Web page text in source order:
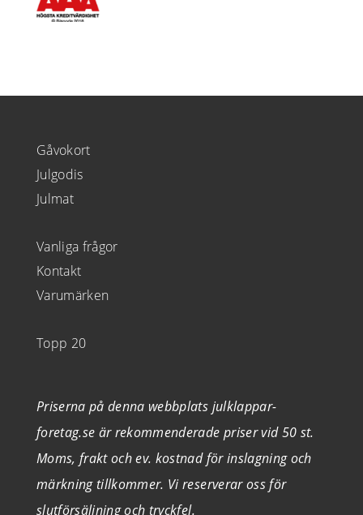
Gåvokort
Julgodis
Julmat
Vanliga frågor
Kontakt
Varumärken
Topp 20
Priserna på denna webbplats julklappar-
foretag.se är rekommenderade priser vid 50 st.
Moms, frakt och ev. kostnad för inslagning och
märkning tillkommer. Vi reserverar oss för
slutförsäljning och tryckfel.